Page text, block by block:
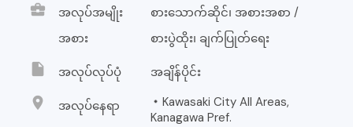
business_center
အလုပ်အမျိုး
အစား
စားသောက်ဆိုင်၊ အစားအစာ /
စားပွဲထိုး၊ ချက်ပြုတ်ရေး
insert_drive_file အလုပ်လုပ်ပုံ အချိန်ပိုင်း
location_on အလုပ်နေရာ
・Kawasaki City All Areas,
Kanagawa Pref.